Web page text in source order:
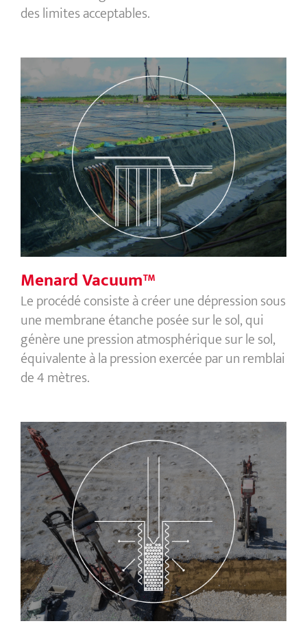
des limites acceptables.
Menard Vacuum™
Menard Vacuum™
Le procédé consiste à créer une dépression sous
une membrane étanche posée sur le sol, qui
génère une pression atmosphérique sur le sol,
équivalente à la pression exercée par un remblai
de 4 mètres.
Colonnes Ballastées